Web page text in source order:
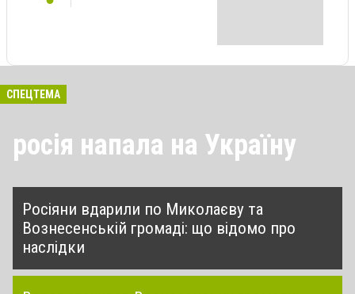
СПЕЦТЕМА
росія напала на Україну
Росіяни вдарили по Миколаєву та
Вознесенській громаді: що відомо про
наслідки